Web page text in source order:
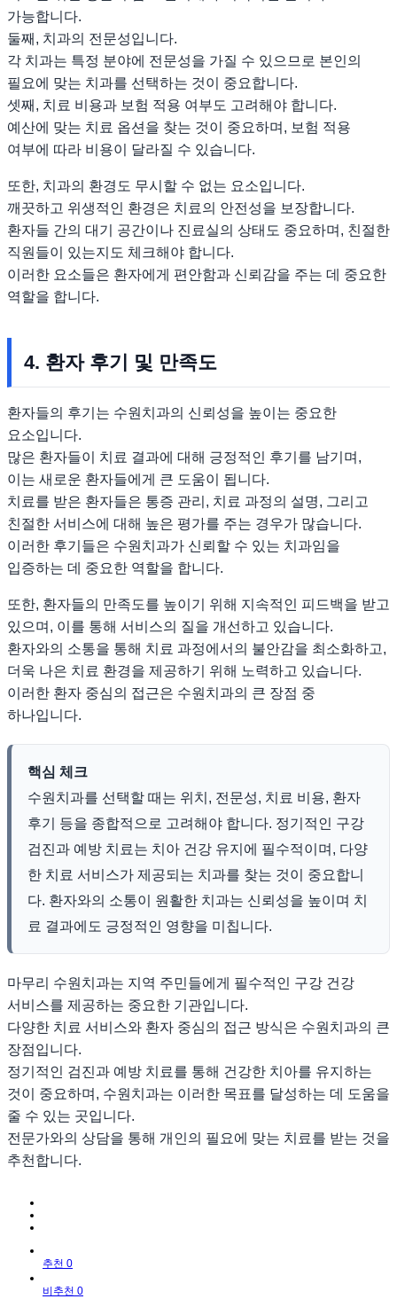
가능합니다.
둘째, 치과의 전문성입니다.
각 치과는 특정 분야에 전문성을 가질 수 있으므로 본인의
필요에 맞는 치과를 선택하는 것이 중요합니다.
셋째, 치료 비용과 보험 적용 여부도 고려해야 합니다.
예산에 맞는 치료 옵션을 찾는 것이 중요하며, 보험 적용
여부에 따라 비용이 달라질 수 있습니다.
또한, 치과의 환경도 무시할 수 없는 요소입니다.
깨끗하고 위생적인 환경은 치료의 안전성을 보장합니다.
환자들 간의 대기 공간이나 진료실의 상태도 중요하며, 친절한
직원들이 있는지도 체크해야 합니다.
이러한 요소들은 환자에게 편안함과 신뢰감을 주는 데 중요한
역할을 합니다.
4. 환자 후기 및 만족도
환자들의 후기는 수원치과의 신뢰성을 높이는 중요한
요소입니다.
많은 환자들이 치료 결과에 대해 긍정적인 후기를 남기며,
이는 새로운 환자들에게 큰 도움이 됩니다.
치료를 받은 환자들은 통증 관리, 치료 과정의 설명, 그리고
친절한 서비스에 대해 높은 평가를 주는 경우가 많습니다.
이러한 후기들은 수원치과가 신뢰할 수 있는 치과임을
입증하는 데 중요한 역할을 합니다.
또한, 환자들의 만족도를 높이기 위해 지속적인 피드백을 받고
있으며, 이를 통해 서비스의 질을 개선하고 있습니다.
환자와의 소통을 통해 치료 과정에서의 불안감을 최소화하고,
더욱 나은 치료 환경을 제공하기 위해 노력하고 있습니다.
이러한 환자 중심의 접근은 수원치과의 큰 장점 중
하나입니다.
핵심 체크
수원치과를 선택할 때는 위치, 전문성, 치료 비용, 환자
후기 등을 종합적으로 고려해야 합니다. 정기적인 구강
검진과 예방 치료는 치아 건강 유지에 필수적이며, 다양
한 치료 서비스가 제공되는 치과를 찾는 것이 중요합니
다. 환자와의 소통이 원활한 치과는 신뢰성을 높이며 치
료 결과에도 긍정적인 영향을 미칩니다.
마무리 수원치과는 지역 주민들에게 필수적인 구강 건강
서비스를 제공하는 중요한 기관입니다.
다양한 치료 서비스와 환자 중심의 접근 방식은 수원치과의 큰
장점입니다.
정기적인 검진과 예방 치료를 통해 건강한 치아를 유지하는
것이 중요하며, 수원치과는 이러한 목표를 달성하는 데 도움을
줄 수 있는 곳입니다.
전문가와의 상담을 통해 개인의 필요에 맞는 치료를 받는 것을
추천합니다.
추천 0
비추천 0